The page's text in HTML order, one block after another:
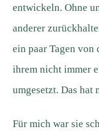
entwickeln. Ohne
anderer
ein paar Tagen von
ihrem nicht immer
umgesetzt. Das hat
Für mich war sie